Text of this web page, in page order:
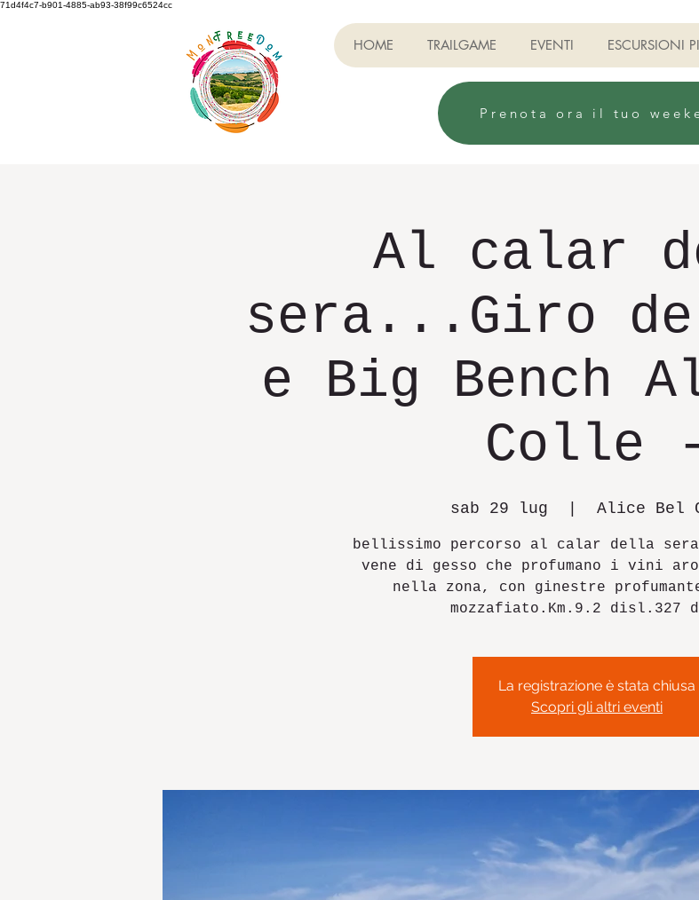
71d4f4c7-b901-4885-ab93-38f99c6524cc
HOME TRAILGAME EVENTI ESCURSIONI
Prenota ora il tuo
Al calar
sera...Giro
e Big Bench
Colle
sab 29 lug Alice Bel
bellissimo percorso al calar della
vene di gesso che profumano i vini
nella zona, con ginestre
La registrazione è stata chiusa
Scopri gli altri eventi